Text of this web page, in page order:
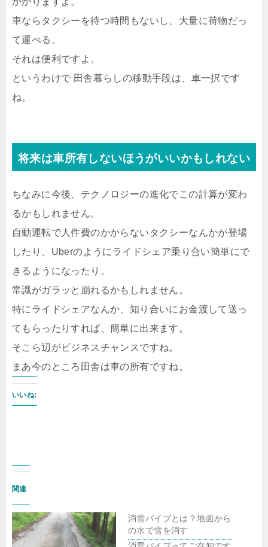
車ならタクシーを待つ時間もないし、大量に荷物だっ
て運べる。
それは便利ですよ。
というわけで 田舎暮らしの移動手段は、車一択です
ね。
将来は車所有しないほうがいいかもしれない
ちなみに今後、テクノロジーの進化でこの計算が変わ
るかもしれません。
自動運転で人件費のかからないタクシーなんかが登場
したり、Uberのようにライドシェア乗り合い簡単にで
きるようになったり。
常識がガラッと崩れるかもしれません。
特にライドシェアなんか、知り合いにお金渡して送っ
てもらったりすれば、簡単に出来ます。
そこら辺がビジネスチャンスですね。
まあ今のところ田舎は車の所有ですね。
いいね:
関連
消雪パイプとは？地面から
の水で雪を消す